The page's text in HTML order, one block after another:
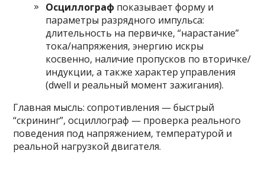
Осциллограф показывает форму и
параметры разрядного импульса:
длительность на первичке, “нарастание”
тока/напряжения, энергию искры
косвенно, наличие пропусков по вторичке/
индукции, а также характер управления
(dwell и реальный момент зажигания).
Главная мысль: сопротивления — быстрый
“скрининг”, осциллограф — проверка реального
поведения под напряжением, температурой и
реальной нагрузкой двигателя.